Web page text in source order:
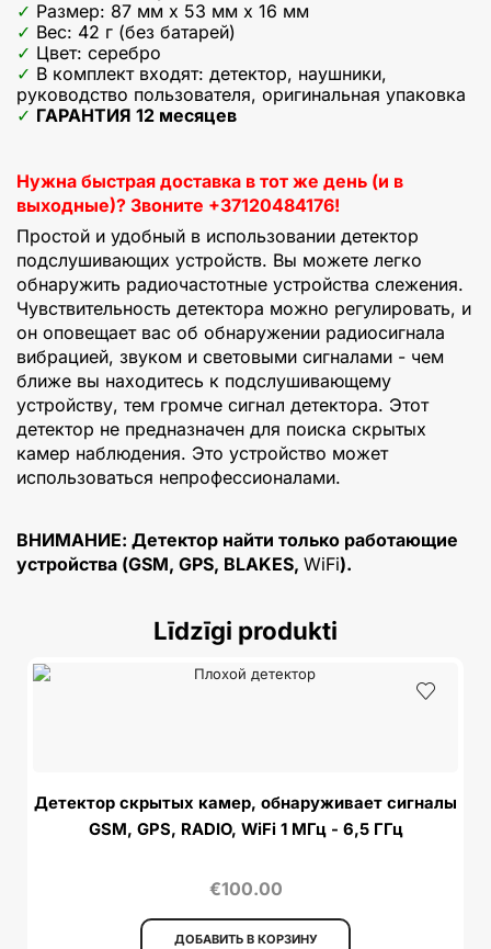
Размер: 87 мм x 53 мм x 16 мм
Вес: 42 г (без батарей)
Цвет: серебро
В комплект входят: детектор, наушники,
руководство пользователя, оригинальная упаковка
ГАРАНТИЯ 12 месяцев
Нужна быстрая доставка в тот же день (и в
выходные)? Звоните +37120484176!
Простой и удобный в использовании детектор
подслушивающих устройств. Вы можете легко
обнаружить радиочастотные устройства слежения.
Чувствительность детектора можно регулировать, и
он оповещает вас об обнаружении радиосигнала
вибрацией, звуком и световыми сигналами - чем
ближе вы находитесь к подслушивающему
устройству, тем громче сигнал детектора. Этот
детектор не предназначен для поиска скрытых
камер наблюдения. Это устройство может
использоваться непрофессионалами.
ВНИМАНИЕ: Детектор найти только работающие
устройства (GSM, GPS, BLAKES, WiFi).
Līdzīgi produkti
Детектор скрытых камер, обнаруживает сигналы
GSM, GPS, RADIO, WiFi 1 МГц - 6,5 ГГц
€100.00
ДОБАВИТЬ В КОРЗИНУ